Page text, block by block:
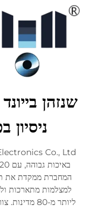
ניסיון
המחברת ממקדת את
ליותר מ-80